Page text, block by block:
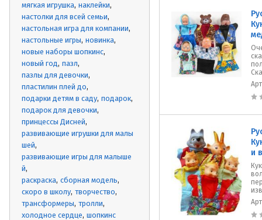
мягкая игрушка наклейки
настолки для всей семьи
настольная игра для компании
настольные игры новинка
новые наборы шопкинс
новый год пазл
пазлы для девочки
пластилин плей до
подарки детям в саду подарок
подарок для девочки
принцессы Дисней
развивающие игрушки для малы
шей
развивающие игры для малыше
й
раскраска сборная модель
скоро в школу творчество
трансформеры тролли
холодное сердце шопкинс
и